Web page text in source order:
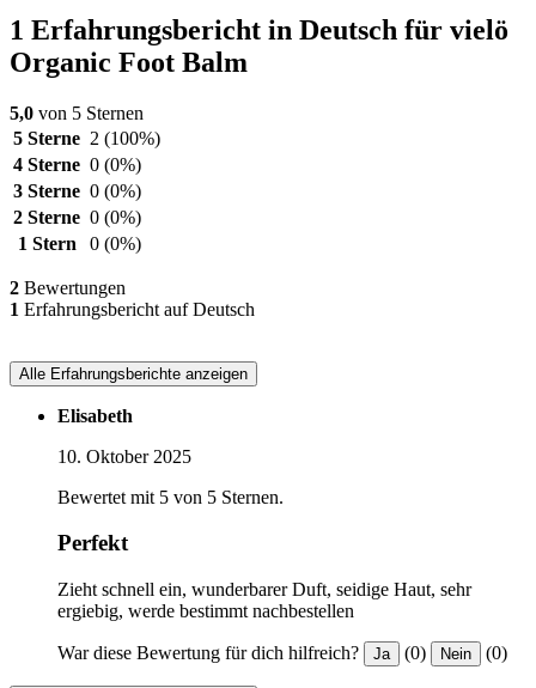
1 Erfahrungsbericht in Deutsch für vielö
Organic Foot Balm
5,0 von 5 Sternen
5 Sterne 2 (100%)
4 Sterne 0 (0%)
3 Sterne 0 (0%)
2 Sterne 0 (0%)
1 Stern
0 (0%)
2 Bewertungen
1 Erfahrungsbericht auf Deutsch
Alle Erfahrungsberichte anzeigen
Elisabeth
10. Oktober 2025
Bewertet mit 5 von 5 Sternen.
Perfekt
Zieht schnell ein, wunderbarer Duft, seidige Haut, sehr
ergiebig, werde bestimmt nachbestellen
War diese Bewertung für dich hilfreich? Ja (0) Nein (0)